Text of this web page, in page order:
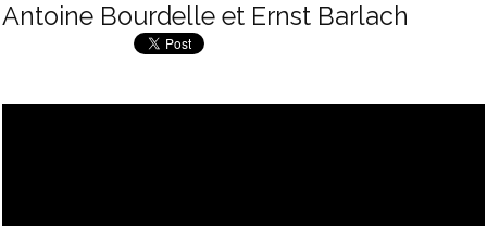
Antoine Bourdelle et Ernst Barlach